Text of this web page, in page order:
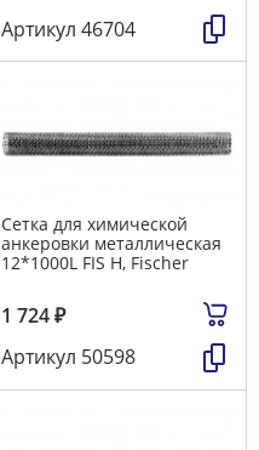
Артикул 46704
Сетка для химической
анкеровки металлическая
12*1000L FIS H, Fischer
1 724₽
Артикул 50598